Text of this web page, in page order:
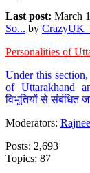
Last post: March
So... by
Personalities of
Under this
of Uttarakhand
विभूतियों से संबंधित
Moderators:
Posts: 2,693
Topics: 87